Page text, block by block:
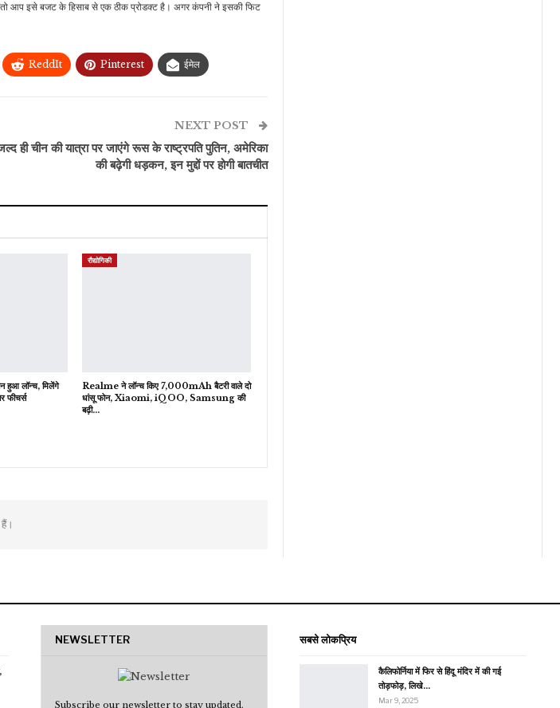
आप इसे बजट के हिसाब से एक ठीक प्रोडक्ट है। अगर कंपनी ने इसकी फिट
ReddIt Pinterest ईमेल
NEXT POST
ही चीन की यात्रा पर जाएंगे रूस के राष्ट्रपति पुतिन, अमेरिका
की बढ़ेगी धड़कन, इन मुद्दों पर होगी बातचीत
हुआ लॉन्च, मिलेंगे
फीचर्स
रौद्योगिकी
Realme ने लॉन्च किए 7,000mAh बैटरी वाले दो
धांसू फोन, Xiaomi, iQOO, Samsung की
बढ़ी…
हैं।
NEWSLETTER
Subscribe our newsletter to stay updated.
सबसे लोकप्रिय
कैलिफोर्निया में फिर से हिंदू मंदिर में की गई
तोड़फोड़, लिखे…
Mar 9, 2025